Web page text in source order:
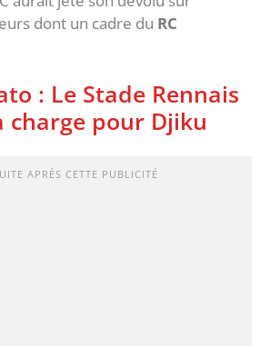
dont un cadre du RC
: Le Stade Rennais
charge pour Djiku
APRÈS CETTE PUBLICITÉ